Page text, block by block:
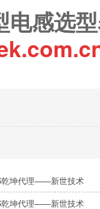
电感选
乾坤代理——新世技术
乾坤代理——新世技术